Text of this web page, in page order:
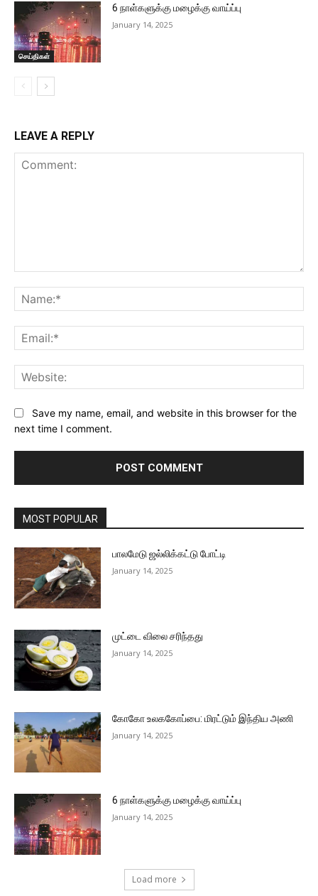
செய்திகள்
6 நாள்களுக்கு மழைக்கு வாய்ப்பு
January 14, 2025
LEAVE A REPLY
Save my name, email, and website in this browser for the
next time I comment.
MOST POPULAR
பாலமேடு ஜல்லிக்கட்டு போட்டி
January 14, 2025
முட்டை விலை சரிந்தது
January 14, 2025
கோகோ உலககோப்பை: மிரட்டும் இந்திய அணி
January 14, 2025
6 நாள்களுக்கு மழைக்கு வாய்ப்பு
January 14, 2025
Load more